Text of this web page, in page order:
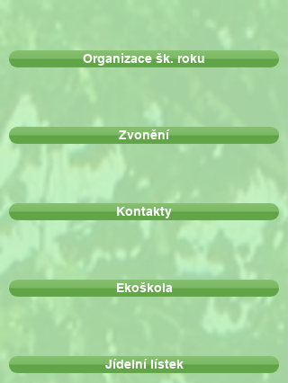
Organizace šk. roku
Zvonění
Kontakty
Ekoškola
Jídelní lístek